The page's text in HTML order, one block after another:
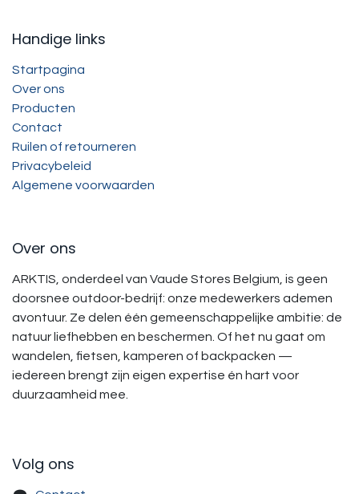
Handige links
Startpagina
Over ons
Producten
Contact
Ruilen of retourneren
Privacybeleid
Algemene voorwaarden
Over ons
ARKTIS, onderdeel van Vaude Stores Belgium, is geen
doorsnee outdoor-bedrijf: onze medewerkers ademen
avontuur. Ze delen één gemeenschappelijke ambitie: de
natuur liefhebben en beschermen. Of het nu gaat om
wandelen, fietsen, kamperen of backpacken —
iedereen brengt zijn eigen expertise én hart voor
duurzaamheid mee.
Volg ons